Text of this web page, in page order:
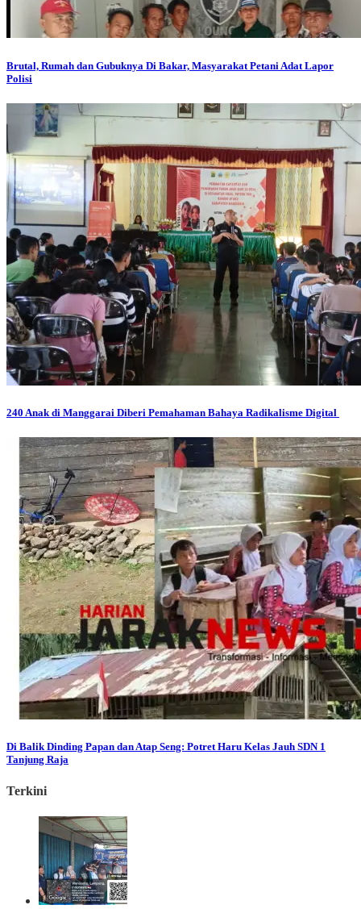
Brutal, Rumah dan Gubuknya Di Bakar, Masyarakat Petani Adat Lapor
Polisi
240 Anak di Manggarai Diberi Pemahaman Bahaya Radikalisme Digital
Di Balik Dinding Papan dan Atap Seng: Potret Haru Kelas Jauh SDN 1
Tanjung Raja
Terkini